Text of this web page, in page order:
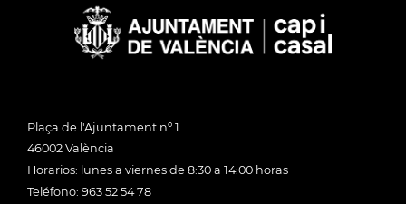
Plaça de l'Ajuntament nº 1
46002 València
Horarios: lunes a viernes de 8:30 a 14:00 horas
Teléfono: 963 52 54 78